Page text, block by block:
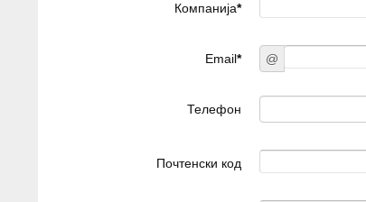
Компанија*
Email* @
Телефон
Почтенски код